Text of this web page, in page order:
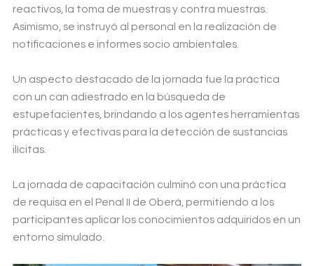
reactivos, la toma de muestras y contra muestras.
Asimismo, se instruyó al personal en la realización de
notificaciones e informes socio ambientales.
Un aspecto destacado de la jornada fue la práctica
con un can adiestrado en la búsqueda de
estupefacientes, brindando a los agentes herramientas
prácticas y efectivas para la detección de sustancias
ilícitas.
La jornada de capacitación culminó con una práctica
de requisa en el Penal II de Oberá, permitiendo a los
participantes aplicar los conocimientos adquiridos en un
entorno simulado.